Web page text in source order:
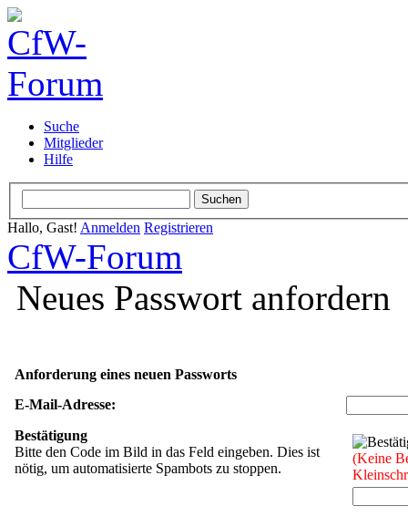
Suche
Mitglieder
Hilfe
Hallo, Gast! Anmelden Registrieren
CfW-Forum
Neues Passwort anfordern
Anforderung eines neuen Passworts
E-Mail-Adresse:
Bestätigung
Bitte den Code im Bild in das Feld eingeben. Dies ist
nötig, um automatisierte Spambots zu stoppen.
(Keine